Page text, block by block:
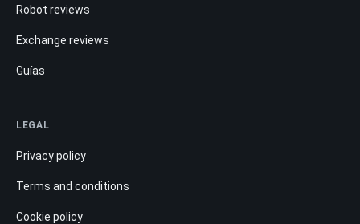
Robot reviews
Exchange reviews
Guías
LEGAL
Privacy policy
Terms and conditions
Cookie policy